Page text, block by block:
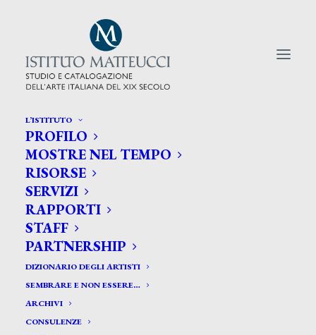
L’ISTITUTO
PROFILO
MOSTRE NEL TEMPO
RISORSE
SERVIZI
RAPPORTI
STAFF
PARTNERSHIP
DIZIONARIO DEGLI ARTISTI
SEMBRARE E NON ESSERE…
ARCHIVI
CONSULENZE
CERCA TRA GLI ARTISTI:
Search
for:
Acquarone Luigi *